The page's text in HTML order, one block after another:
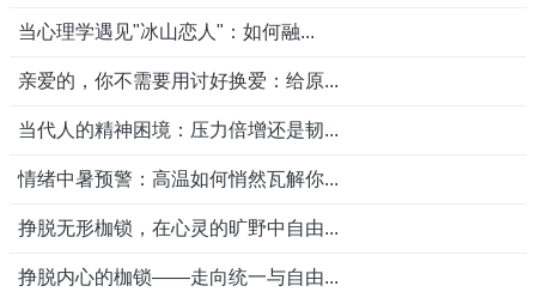
当心理学遇见"冰山恋人"：如何融...
亲爱的，你不需要用讨好换爱：给原...
当代人的精神困境：压力倍增还是韧...
情绪中暑预警：高温如何悄然瓦解你...
挣脱无形枷锁，在心灵的旷野中自由...
挣脱内心的枷锁——走向统一与自由...